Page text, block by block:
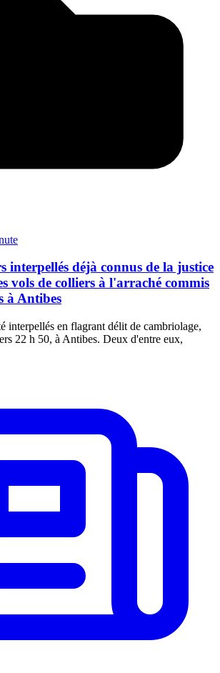
interpellés déjà connus de la justice
vols de colliers à l'arraché commis
à Antibes
interpellés en flagrant délit de cambriolage,
22 h 50, à Antibes. Deux d'entre eux,